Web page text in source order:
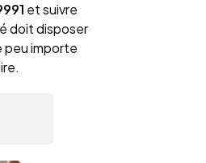
et suivre
doit disposer
peu importe